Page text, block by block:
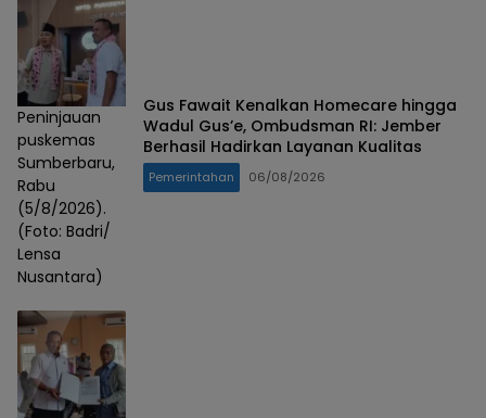
Peninjauan
puskemas
Sumberbaru,
Rabu
(5/8/2026).
(Foto: Badri/
Lensa
Nusantara)
Gus Fawait Kenalkan Homecare hingga
Wadul Gus’e, Ombudsman RI: Jember
Berhasil Hadirkan Layanan Kualitas
Pemerintahan 06/08/2026